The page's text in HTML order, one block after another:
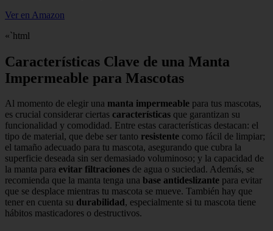
Ver en Amazon
«`html
Características Clave de una Manta
Impermeable para Mascotas
Al momento de elegir una manta impermeable para tus mascotas,
es crucial considerar ciertas características que garantizan su
funcionalidad y comodidad. Entre estas características destacan: el
tipo de material, que debe ser tanto resistente como fácil de limpiar;
el tamaño adecuado para tu mascota, asegurando que cubra la
superficie deseada sin ser demasiado voluminoso; y la capacidad de
la manta para evitar filtraciones de agua o suciedad. Además, se
recomienda que la manta tenga una base antideslizante para evitar
que se desplace mientras tu mascota se mueve. También hay que
tener en cuenta su durabilidad, especialmente si tu mascota tiene
hábitos masticadores o destructivos.